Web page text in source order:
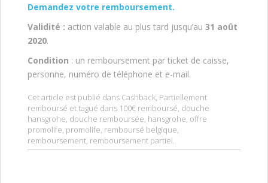
Demandez votre remboursement.
Validité : action valable au plus tard jusqu’au 31 août
2020.
Condition : un remboursement par ticket de caisse,
personne, numéro de téléphone et e-mail.
Cet article est publié dans Cashback, Partiellement
remboursé et tagué dans 100€ remboursé, douche
hansgrohe, douche remboursée, hansgrohe, offre
promolife, promolife, remboursé belgique,
remboursement, remboursement partiel.